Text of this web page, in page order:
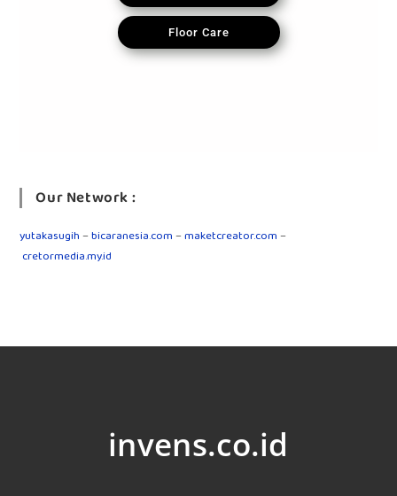
Floor Care
Our Network :
yutakasugih–bicaranesia.com–maketcreator.com–
cretormedia.my.id
invens.co.id